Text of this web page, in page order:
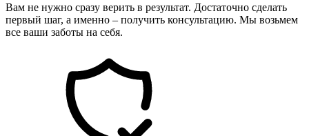
Вам не нужно сразу верить в результат. Достаточно сделать
первый шаг, а именно – получить консультацию. Мы возьмем
все ваши заботы на себя.